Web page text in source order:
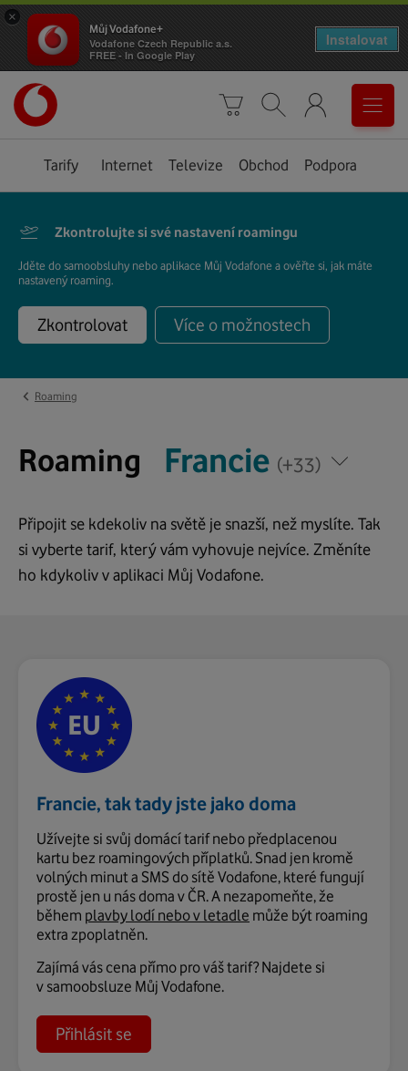
stránka
Košík Vyhledávání Menu
Tarify Internet Televize Obchod Podpora
Zkontrolujte si své nastavení roamingu
Jděte do samoobsluhy nebo aplikace Můj Vodafone a ověřte si, jak máte
nastavený roaming.
Zkontrolovat Více o možnostech
‹ Roaming
Roaming Francie
Napište
zemi,
cestujete
Francie (+33)
Napište
cestujete
Připojit se kdekoliv na světě je snazší, než myslíte. Tak
si vyberte tarif, který vám vyhovuje nejvíce. Změníte
ho kdykoliv v aplikaci Můj Vodafone.
Francie, tak tady jste jako doma
Užívejte si svůj domácí tarif nebo předplacenou
kartu bez roamingových příplatků. Snad jen kromě
volných minut a SMS do sítě Vodafone, které fungují
prostě jen u nás doma v ČR. A nezapomeňte, že
během plavby lodí nebo v letadle může být roaming
extra zpoplatněn.
Zajímá vás cena přímo pro váš tarif? Najdete si
v samoobsluze Můj Vodafone.
Přihlásit se
×
Můj Vodafone+
Vodafone Czech Republic a.s.
FREE - In Google Play
Instalovat